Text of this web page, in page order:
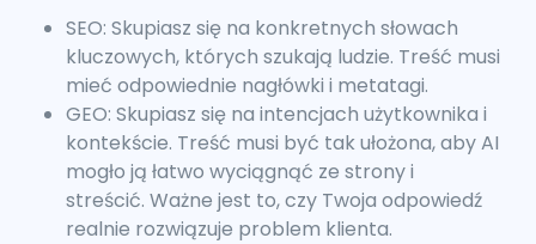
SEO: Skupiasz się na konkretnych słowach
kluczowych, których szukają ludzie. Treść musi
mieć odpowiednie nagłówki i metatagi.
GEO: Skupiasz się na intencjach użytkownika i
kontekście. Treść musi być tak ułożona, aby AI
mogło ją łatwo wyciągnąć ze strony i
streścić. Ważne jest to, czy Twoja odpowiedź
realnie rozwiązuje problem klienta.